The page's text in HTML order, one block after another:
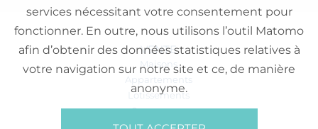
VENTE
Maisons
Appartements
Lotissements
Commerces
Bureaux
services nécessitant votre consentement pour
fonctionner. En outre, nous utilisons l’outil Matomo
afin d’obtenir des données statistiques relatives à
votre navigation sur notre site et ce, de manière
anonyme.